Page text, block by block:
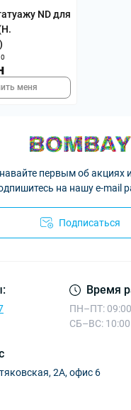
ND для
0
меня
первым об акциях
на нашу e-mail
Подписаться
Время
ПН–ПТ:
СБ–ВС:
2А, офис 6